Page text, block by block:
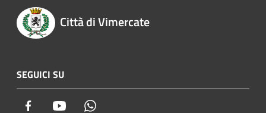
Città di Vimercate
SEGUICI SU
Facebook Youtube